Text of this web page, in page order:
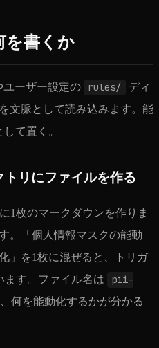
を書くか
ユーザー設定の rules/
ディ
文脈として読み込みます。能
て置く。
トリにファイルを作る
1枚のマークダウンを作りま
。「個人情報マスクの能動
」を1枚に混ぜると、トリガ
ます。ファイル名は
pii-
何を能動化するかが分かる